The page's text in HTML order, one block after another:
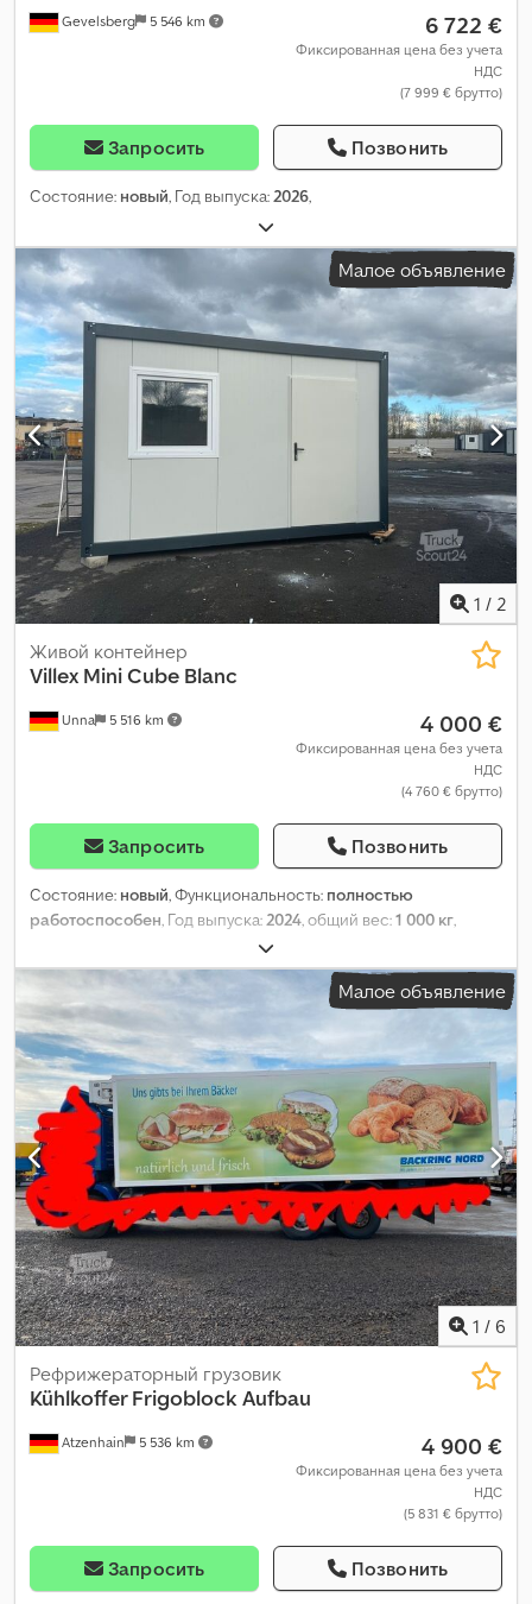
Gevelsberg 5 546 km 6 722 €
Фиксированная цена без учета
НДС
(7 999 € брутто)
Запросить Позвонить
Состояние: новый, Год выпуска: 2026,
Малое объявление
1 / 2
Unna 5 516 km
Живой контейнер
Villex Mini Cube Blanc
4 000 €
Фиксированная цена без учета
НДС
(4 760 € брутто)
Запросить Позвонить
Состояние: новый, Функциональность: полностью
работоспособен, Год выпуска:2024, общий вес:1 000 кг,
, общая ширина:
высота:2 600 мм, тип входного тока:трёхфазный,
дополнительные характеристики оборудования:
Klimaanalage, Rollladen, Gablertaschen, Sanitäranlage auf
Wunsch,
Малое объявление
1 / 6
Atzenhain 5 536 km
Рефрижераторный грузовик
Kühlkoffer Frigoblock Aufbau
4 900 €
Фиксированная цена без учета
НДС
(5 831 € брутто)
Запросить Позвонить